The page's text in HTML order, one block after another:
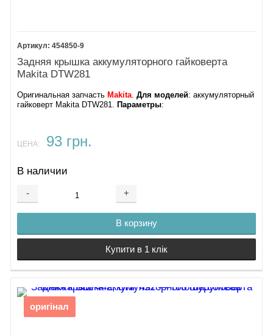
454850-9
Задняя крышка аккумуляторного гайковерта
Makita DTW281
Оригинальная запчасть Makita.Для моделей: аккумуляторный
гайковерт Makita DTW281. Параметры:
ЦЕНА: 93 грн.
В наличии
- +
В корзину
Купити в 1 клік
оригінал